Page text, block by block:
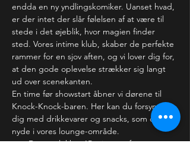
endda en ny yndlingskomiker. Uanset hvad,
er der intet der slår følelsen af at være til
stede i det øjeblik, hvor magien finder
sted. Vores intime klub, skaber de perfekte
rammer for en sjov aften, og vi lover dig for,
at den gode oplevelse strækker sig langt
ud over scenekanten.
En time før showstart åbner vi dørene til
Knock-Knock-baren. Her kan du forsyne
dig med drikkevarer og snacks, som du kan
nyde i vores lounge-område.
Dørene lukker 15 minutter før